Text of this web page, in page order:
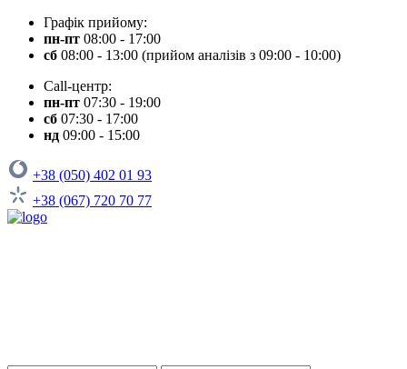
Графік прийому:
пн-пт 08:00 - 17:00
сб 08:00 - 13:00 (прийом аналізів з 09:00 - 10:00)
Call-центр:
пн-пт 07:30 - 19:00
сб 07:30 - 17:00
нд 09:00 - 15:00
+38 (050) 402 01 93
+38 (067) 720 70 77